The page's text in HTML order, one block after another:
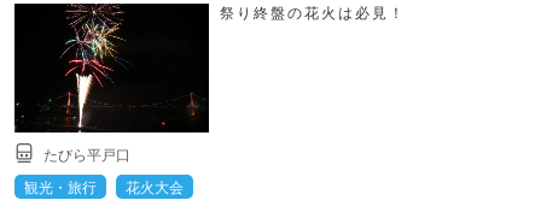
祭り終盤の花火は必見！
たびら平戸口
観光・旅行
花火大会